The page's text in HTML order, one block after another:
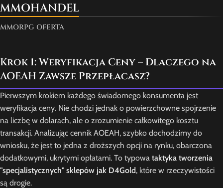
MMOHANDEL
MMORPG OFERTA
Krok 1: Weryfikacja Ceny – Dlaczego na
AOEAH Zawsze Przepłacasz?
Pierwszym krokiem każdego świadomego konsumenta jest
weryfikacja ceny. Nie chodzi jednak o powierzchowne spojrzenie
na liczbę w dolarach, ale o zrozumienie całkowitego kosztu
transakcji. Analizując cennik AOEAH, szybko dochodzimy do
wniosku, że jest to jedna z droższych opcji na rynku, obarczona
dodatkowymi, ukrytymi opłatami. To typowa taktyka tworzenia
"specjalistycznych" sklepów jak D4Gold, które w rzeczywistości
są drogie.